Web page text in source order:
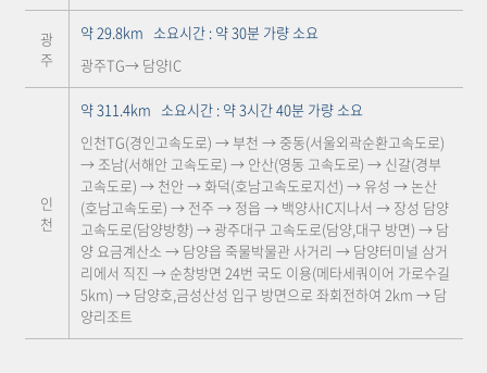
광
주
약 29.8km 소요시간 : 약 30분 가량 소요
광주TG→ 담양IC
인
천
약 311.4km 소요시간 : 약 3시간 40분 가량 소요
인천TG(경인고속도로) → 부천 → 중동(서울외곽순환고속도로)
→ 조남(서해안 고속도로) → 안산(영동 고속도로) → 신갈(경부
고속도로) → 천안 → 화덕(호남고속도로지선) → 유성 → 논산
(호남고속도로) → 전주 → 정읍 → 백양사IC지나서 → 장성 담양
고속도로(담양방향) → 광주대구 고속도로(담양,대구 방면) → 담
양 요금계산소 → 담양읍 죽물박물관 사거리 → 담양터미널 삼거
리에서 직진 → 순창방면 24번 국도 이용(메타세쿼이어 가로수길
5km) → 담양호,금성산성 입구 방면으로 좌회전하여 2km → 담
양리조트